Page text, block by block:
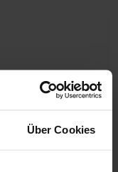
Über Cookies